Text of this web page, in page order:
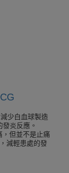
少白血球製造
炎反應。
，但並不是止痛
減輕患處的發